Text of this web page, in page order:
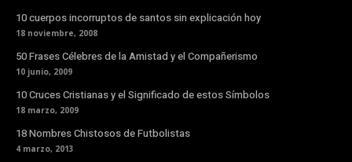
10 cuerpos incorruptos de santos sin explicación hoy
18 noviembre, 2008
50 Frases Célebres de la Amistad y el Compañerismo
10 junio, 2009
10 Cruces Cristianas y el Significado de estos Símbolos
18 marzo, 2009
18 Nombres Chistosos de Futbolistas
4 marzo, 2013